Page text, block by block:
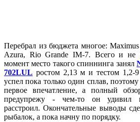
Перебрал из бюджета многое:
Azura, Rio Grande IM-7. Всего и
момент место такого спиннинга занял
702LUL ростом 2,13 м и тестом 1,2-
успел пока только один сплав, поэтому
первое впечатление, а полный
предупрежу - чем-то он удивил
расстроил. Окончательные выводы
рыбалок, а пока начну по порядку.